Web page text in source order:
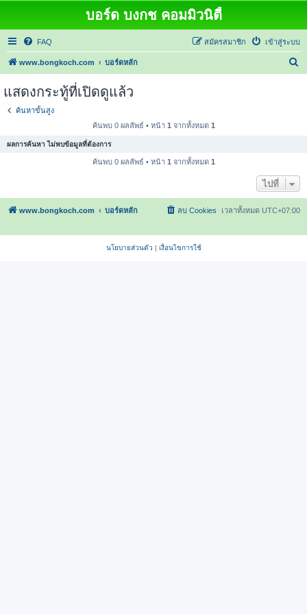
บอร์ด บงกช คอมมิวนิตี้
FAQ เข้าสู่ระบบ
สมัครสมาชิก
www.bongkoch.com บอร์ดหลัก
แสดงกระทู้ที่เปิดดูแล้ว
ค้นหาขั้นสูง
ค้นพบ 0 ผลลัพธ์ • หน้า 1 จากทั้งหมด 1
ผลการค้นหา ไม่พบข้อมูลที่ต้องการ
ค้นพบ 0 ผลลัพธ์ • หน้า 1 จากทั้งหมด 1
ไปที่
www.bongkoch.com บอร์ดหลัก เวลาทั้งหมด UTC+07:00
ลบ Cookies
นโยบายส่วนตัว | เงื่อนไขการใช้